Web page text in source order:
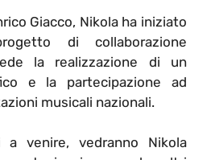
Giacco, Nikola ha iniziato
di collaborazione
la realizzazione di un
e la partecipazione ad
musicali nazionali.
venire, vedranno Nikola